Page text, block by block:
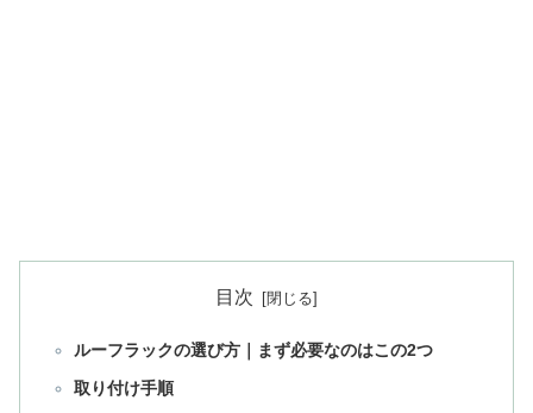
目次
ルーフラックの選び方｜まず必要なのはこの2つ
取り付け手順